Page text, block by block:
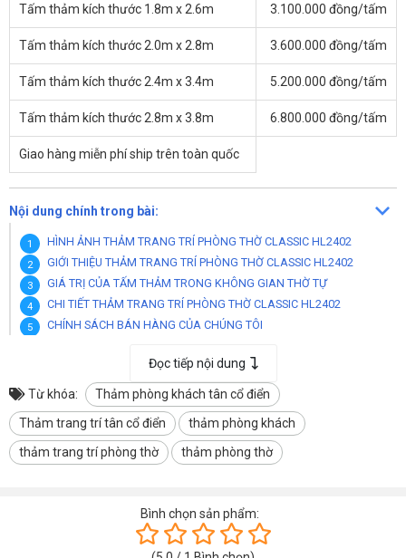
Tấm thảm kích thước 1.8m x 2.6m 3.100.000 đồng/tấm
Tấm thảm kích thước 2.0m x 2.8m 3.600.000 đồng/tấm
Tấm thảm kích thước 2.4m x 3.4m 5.200.000 đồng/tấm
Tấm thảm kích thước 2.8m x 3.8m 6.800.000 đồng/tấm
Giao hàng miễn phí ship trên toàn quốc
Nội dung chính trong bài:
HÌNH ẢNH THẢM TRANG TRÍ PHÒNG THỜ CLASSIC HL2402
GIỚI THIỆU THẢM TRANG TRÍ PHÒNG THỜ CLASSIC HL2402
GIÁ TRỊ CỦA TẤM THẢM TRONG KHÔNG GIAN THỜ TỰ
CHI TIẾT THẢM TRANG TRÍ PHÒNG THỜ CLASSIC HL2402
CHÍNH SÁCH BÁN HÀNG CỦA CHÚNG TÔI
HỆ THỐNG KHO HÀNG TẠI KHU VỰC ĐÀ NẴNG
HỆ THỐNG KHO HÀNG TẠI KHU VỰC HỒ CHÍ MINH
HỆ THỐNG KHO HÀNG TẠI KHU VỰC HÀ NỘI
HỆ THỐNG KHO HÀNG TẠI KHU VỰC THANH HOÁ
HỆ THỐNG KHO TẠI KHU VỰC THÀNH PHỐ CẦN THƠ
HÌNH ẢNH THẢM TRANG TRÍ PHÒNG THỜ CLASSIC HL2402
Đọc tiếp nội dung
Từ khóa:
Thảm phòng khách tân cổ điển
Thảm trang trí tân cổ điển
thảm phòng khách
thảm trang trí phòng thờ
thảm phòng thờ
Bình chọn sản phẩm: